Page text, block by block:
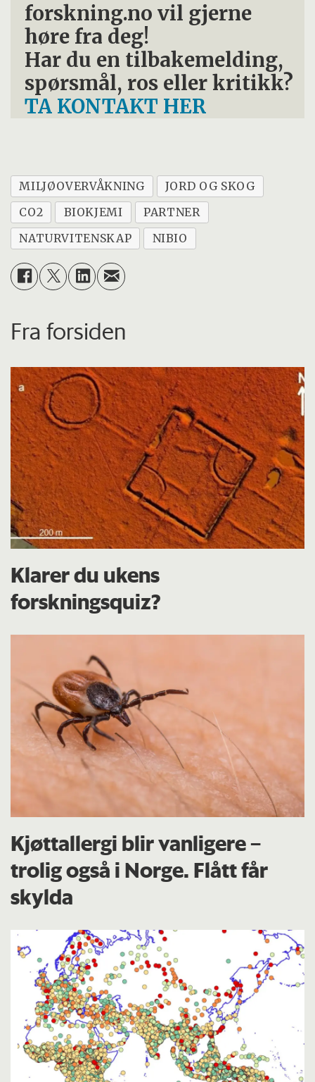
forskning.no vil gjerne
høre fra deg!
Har du en tilbakemelding,
spørsmål, ros eller kritikk?
TA KONTAKT HER
MILJØOVERVÅKNING
JORD OG SKOG
CO2
BIOKJEMI
PARTNER
NATURVITENSKAP
NIBIO
Fra forsiden
Klarer du ukens
forskningsquiz?
Kjøttallergi blir vanligere –
trolig også i Norge. Flått får
skylda